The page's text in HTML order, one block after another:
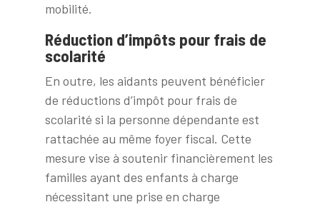
mobilité.
Réduction d’impôts pour frais de
scolarité
En outre, les aidants peuvent bénéficier
de réductions d’impôt pour frais de
scolarité si la personne dépendante est
rattachée au même foyer fiscal. Cette
mesure vise à soutenir financièrement les
familles ayant des enfants à charge
nécessitant une prise en charge